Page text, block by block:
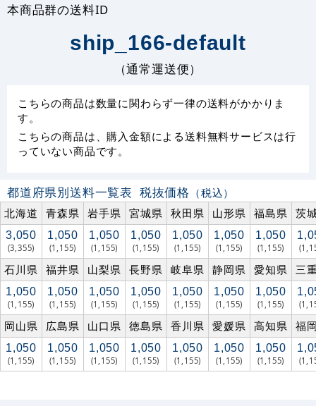
本商品群の送料ID
ship_166-default
（通常運送便）
こちらの商品は数量に関わらず一律の送料がかかりま
す。
こちらの商品は、購入金額による送料無料サービスは行
っていない商品です。
都道府県別送料一覧表 税抜価格 （税込）
北海道
青森県 岩手県 宮城県 秋田県 山形県 福島県 茨
3,050
(3,355)
1,050
(1,155)
1,050
(1,155)
1,050
(1,155)
1,050
(1,155)
1,050
(1,155)
1,050
(1,155)
石川県 福井県 山梨県 長野県 岐阜県 静岡県 愛知県 三
1,050
(1,155)
1,050
(1,155)
1,050
(1,155)
1,050
(1,155)
1,050
(1,155)
1,050
(1,155)
1,050
(1,155)
岡山県 広島県 山口県 徳島県 香川県 愛媛県 高知県 福
1,050
(1,155)
1,050
(1,155)
1,050
(1,155)
1,050
(1,155)
1,050
(1,155)
1,050
(1,155)
1,050
(1,155)